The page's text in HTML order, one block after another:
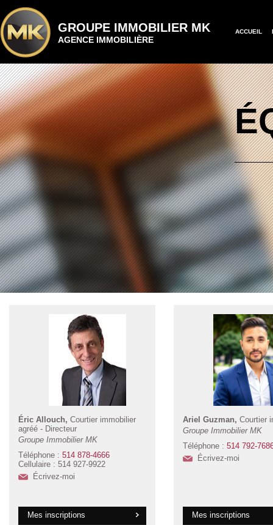
GROUPE IMMOBILIER MK
AGENCE IMMOBILIÈRE
ACCUEIL
Éric Allouch, Courtier immobilier
agréé - Directeur
Groupe Immobilier MK
Téléphone : 514 878-4666
Cellulaire : 514 927-9922
Écrivez-moi
Mes inscriptions
Ariel Guzman, Courtier
Groupe Immobilier MK
Téléphone : 514 792-
Écrivez-moi
Mes inscriptions